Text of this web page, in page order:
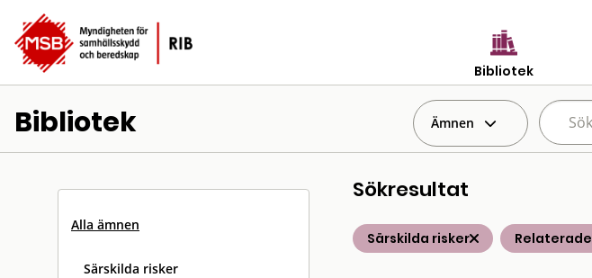
Bibliotek
Bibliotek Ämnen
Alla ämnen
Särskilda risker
Sökresultat
Särskilda risker Relaterade